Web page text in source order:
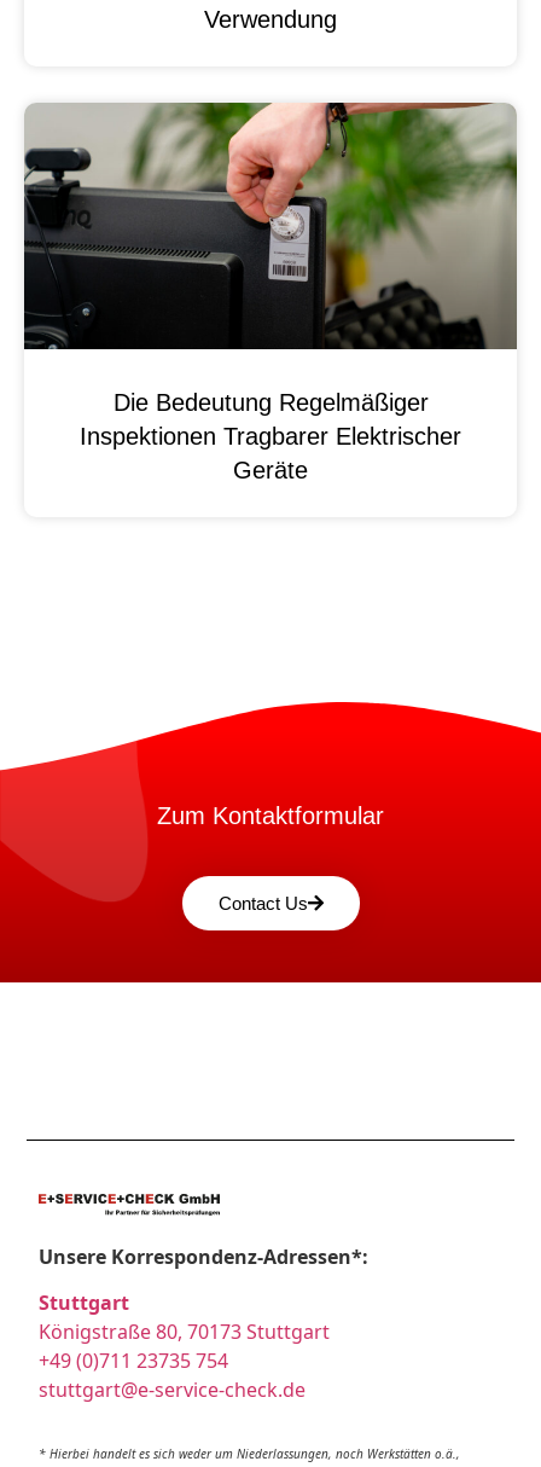
Verwendung
Die Bedeutung Regelmäßiger
Inspektionen Tragbarer Elektrischer
Geräte
Zum Kontaktformular
Contact Us
Unsere Korrespondenz-Adressen*:
Stuttgart
Königstraße 80, 70173 Stuttgart
+49 (0)711 23735 754
stuttgart@e-service-check.de
* Hierbei handelt es sich weder um Niederlassungen, noch Werkstätten o.ä.,